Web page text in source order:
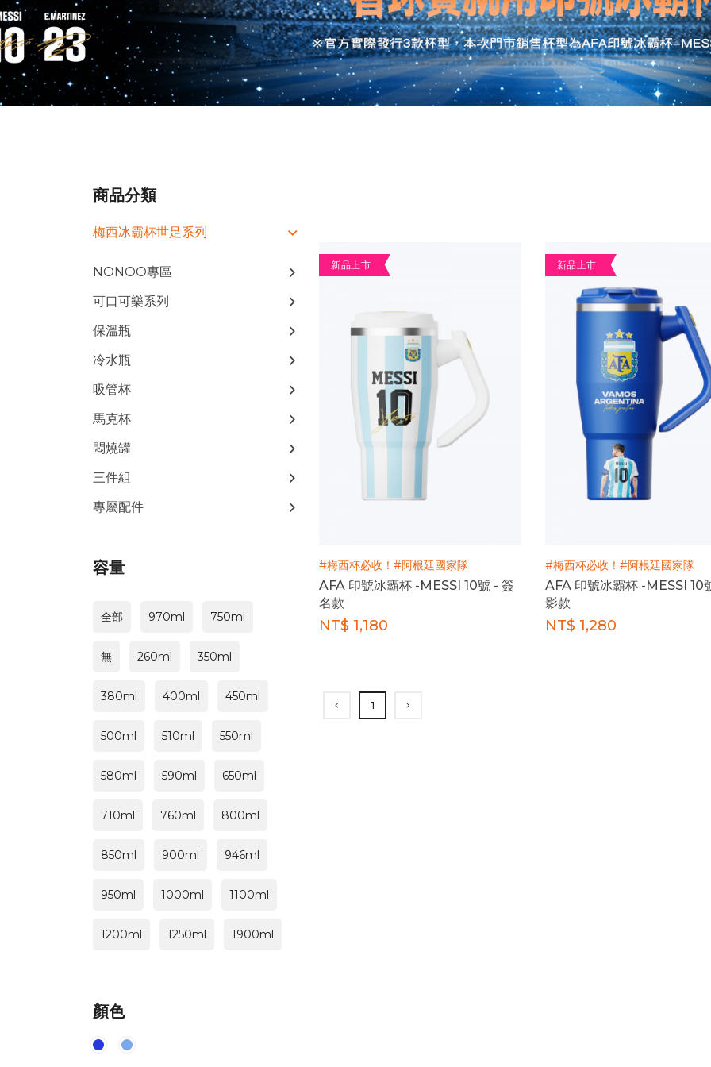
商品分類
梅西冰霸杯世足系列
NONOO專區
可口可樂系列
保溫瓶
冷水瓶
吸管杯
馬克杯
悶燒罐
三件組
專屬配件
容量
全部 970ml 750ml
無 260ml 350ml
380ml 400ml 450ml
500ml 510ml 550ml
580ml 590ml 650ml
710ml 760ml 800ml
850ml 900ml 946ml
950ml 1000ml 1100ml
1200ml 1250ml 1900ml
顏色
新品上市
#梅西杯必收！#阿根廷國家隊
AFA 印號冰霸杯 -MESSI 10號 - 簽
名款
NT$ 1,180
新品上市
#梅西杯必收！#阿根廷國家隊
AFA 印號冰霸杯 -MESSI 10
影款
NT$ 1,280
1